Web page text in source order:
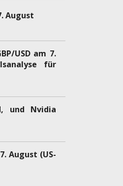
August
USD am 7.
für
und Nvidia
August (US-